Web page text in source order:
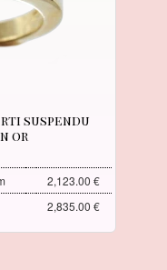
suspendu
or
2,123.00 €
2,835.00 €